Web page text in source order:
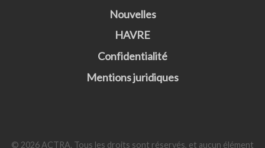
Nouvelles
HAVRE
Confidentialité
Mentions juridiques
© 2026 ACTRA. Tous les droits sont réservés, et aucun élément